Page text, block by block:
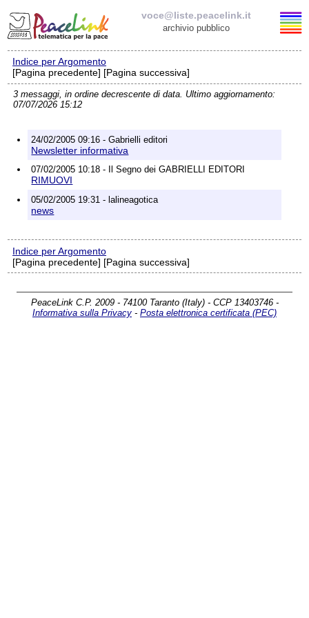
voce@liste.peacelink.it
archivio pubblico
Elenco delle liste
voce@liste.peacelink.it
Indice per Argomento
[Pagina precedente] [Pagina successiva]
3 messaggi, in ordine decrescente di data. Ultimo aggiornamento:
07/07/2026 15:12
24/02/2005 09:16 - Gabrielli editori
Newsletter informativa
07/02/2005 10:18 - Il Segno dei GABRIELLI EDITORI
RIMUOVI
05/02/2005 19:31 - lalineagotica
news
Indice per Argomento
[Pagina precedente] [Pagina successiva]
PeaceLink C.P. 2009 - 74100 Taranto (Italy) - CCP 13403746 -
Informativa sulla Privacy - Posta elettronica certificata (PEC)